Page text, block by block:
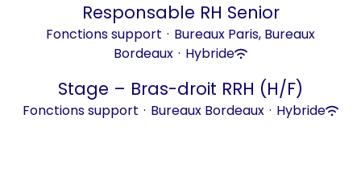
Responsable RH Senior
Fonctions support · Bureaux Paris, Bureaux
Bordeaux · Hybride
Stage – Bras-droit RRH (H/F)
Fonctions support · Bureaux Bordeaux · Hybride